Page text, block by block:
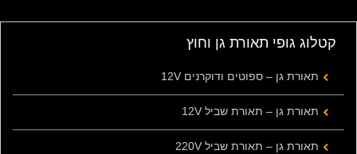
קטלוג גופי תאורת גן וחוץ
תאורת גן – ספוטים ודוקרנים 12V
תאורת גן – תאורת שביל 12V
תאורת גן – תאורת שביל 220V